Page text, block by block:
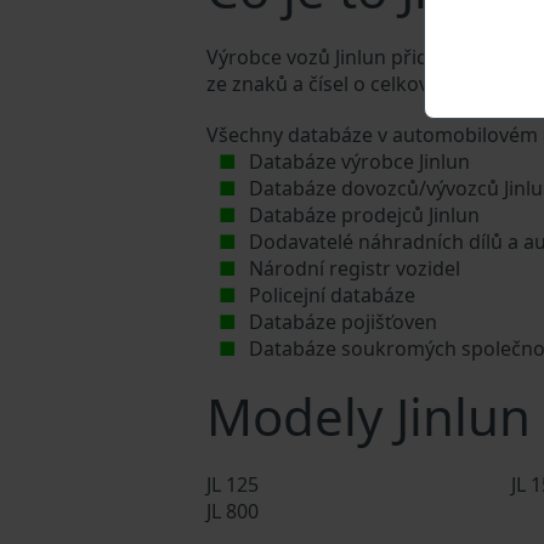
Výrobce vozů Jinlun přiděluje
ze znaků a čísel o celkové délce 17
Všechny databáze v
Databáze výrobce Jinlun
Databáze dovozců/vývozců
Databáze prodejců Jinlun
Dodavatelé náhradních dílů a
Národní registr vozidel
Policejní databáze
Databáze pojišťoven
Databáze soukromých
Modely Jinlun
JL 125 JL
JL 800